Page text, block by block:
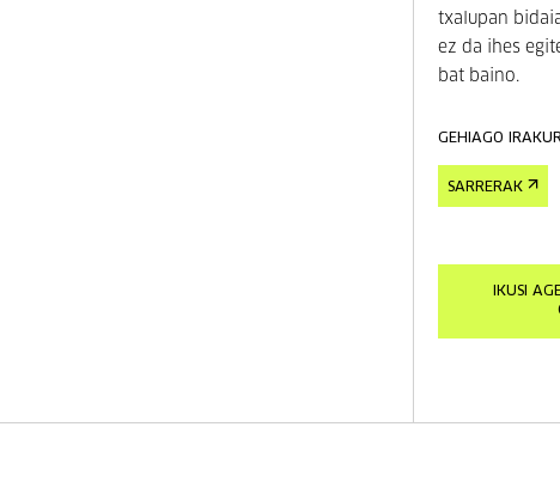
txalupan
ez da ihes
bat baino.
GEHIAGO
SARRERAK
IKUSI